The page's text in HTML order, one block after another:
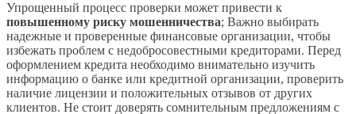
Упрощенный процесс проверки может привести к
повышенному риску мошенничества; Важно выбирать
надежные и проверенные финансовые организации, чтобы
избежать проблем с недобросовестными кредиторами. Перед
оформлением кредита необходимо внимательно изучить
информацию о банке или кредитной организации, проверить
наличие лицензии и положительных отзывов от других
клиентов. Не стоит доверять сомнительным предложениям с